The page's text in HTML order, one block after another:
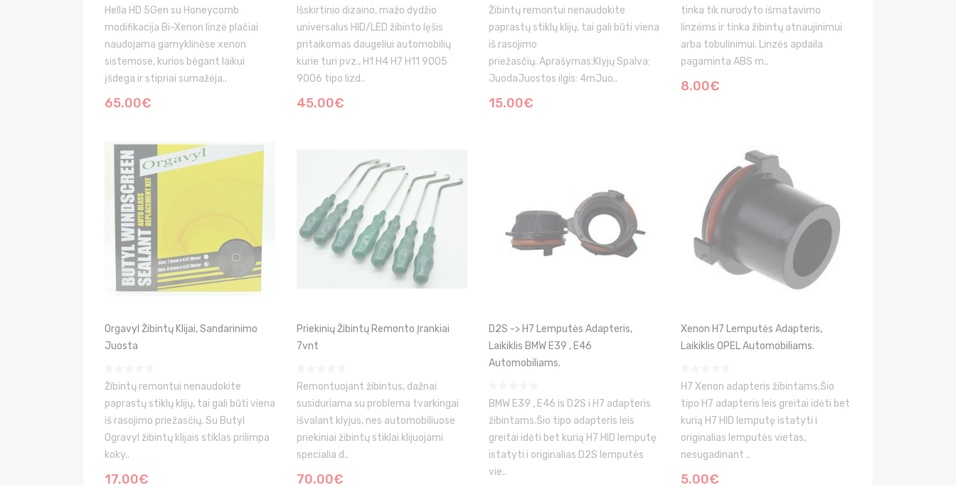
Hella HD 5Gen su Honeycomb
modifikacija Bi-Xenon linzė plačiai
naudojama gamyklinėse xenon
sistemose, kurios bėgant laikui
įšdega ir stipriai sumažėja..
65.00€
Išskirtinio dizaino, mažo dydžio
universalus HID/LED žibinto lęšis
pritaikomas daugeliui automobilių
kurie turi pvz., H1 H4 H7 H11 9005
9006 tipo lizd..
45.00€
Žibintų remontui nenaudokite
paprastų stiklų klijų, tai gali būti viena
iš rasojimo
priežasčių. Aprašymas:Klyjų Spalva:
JuodaJuostos ilgis: 4mJuo..
15.00€
tinka tik nurodyto išmatavimo
linzėms ir tinka žibintų atnaujinimui
arba tobulinimui. Linzės apdaila
pagaminta ABS m..
8.00€
Orgavyl Žibintų Klijai, Sandarinimo
Juosta
Žibintų remontui nenaudokite
paprastų stiklų klijų, tai gali būti viena
iš rasojimo priežasčių. Su Butyl
Ogravyl žibintų klijais stiklas prilimpa
koky..
17.00€
Priekinių Žibintų Remonto Įrankiai
7vnt
Remontuojant žibintus, dažnai
susiduriama su problema tvarkingai
išvalant klyjus, nes automobiliuose
priekiniai žibintų stiklai klijuojami
specialia d..
70.00€
D2S -> H7 Lemputės Adapteris,
Laikiklis BMW E39 , E46
Automobiliams.
BMW E39 , E46 is D2S i H7 adapteris
žibintams.Šio tipo adapteris leis
greitai idėti bet kurią H7 HID lemputę
istatyti i originalias D2S lemputės
vie..
Xenon H7 Lemputės Adapteris,
Laikiklis OPEL Automobiliams.
H7 Xenon adapteris žibintams.Šio
tipo H7 adapteris leis greitai idėti bet
kurią H7 HID lemputę istatyti i
originalias lemputės vietas,
nesugadinant ..
5.00€